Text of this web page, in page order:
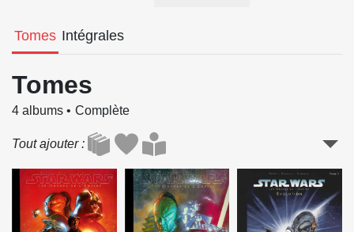
Tomes Intégrales
Tomes
4 albums Complète
Tout ajouter